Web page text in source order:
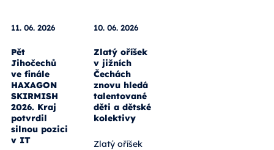
11. 06. 2026
Pět
Jihočechů
ve finále
HAXAGON
SKIRMISH
2026. Kraj
potvrdil
silnou pozici
v IT
10. 06. 2026
Zlatý oříšek
v jižních
Čechách
znovu hledá
talentované
děti a dětské
kolektivy
Zlatý oříšek